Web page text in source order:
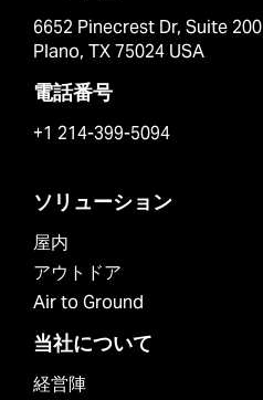
6652 Pinecrest Dr, Suite 200
Plano, TX 75024 USA
電話番号
+1 214-399-5094
ソリューション
屋内
アウトドア
Air to Ground
当社について
経営陣